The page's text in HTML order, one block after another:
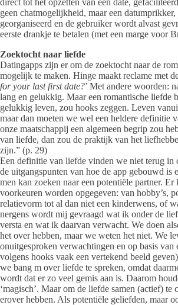
direct tot het opzetten van een date,
geen chatmogelijkheid, maar een
georganiseerd en de gebruiker wordt alvast
eerste drankje te betalen (met een marge voor
Zoektocht naar liefde
Datingapps zijn er om de zoektocht naar de
mogelijk te maken. Hinge maakt reclame met
for your last first date?’ Met andere woorden:
lang en gelukkig. Maar een romantische liefde
gelukkig leven, zou hooks zeggen. Leven
maar dan moeten we wel een heldere definitie
onze maatschappij een algemeen begrip zou
van liefde, dan zou de praktijk van het
zijn.” (p. 29)
Een definitie van liefde vinden we niet terug in
de uitgangspunten van hoe de app gebouwd is
men kan zoeken naar een potentiële partner. Er
voorkeuren worden opgegeven: van hobby’s,
relatievorm tot al dan niet een kinderwens, of
nergens wordt mij gevraagd wat ik onder de
versta en wat ik daarvan verwacht. We doen
het over hebben, maar we weten het niet. We
onuitgesproken verwachtingen en op basis van
volgens hooks vaak een vertekend beeld
we bang m over liefde te spreken, omdat
wordt dat er zo veel gemis aan is. Daarom
‘magisch’. Maar om de liefde samen (actief) te
erover hebben. Als potentiële geliefden, maar